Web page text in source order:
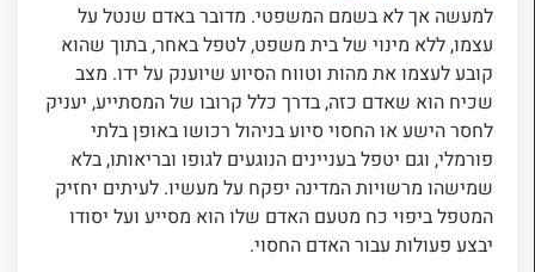
למעשה אך לא בשמם המשפטי. מדובר באדם שנטל על
עצמו, ללא מינוי של בית משפט, לטפל באחר, בתוך שהוא
קובע לעצמו את מהות וטווח הסיוע שיוענק על ידו. מצב
שכיח הוא שאדם כזה, בדרך כלל קרובו של המסתייע, יעניק
לחסר הישע או החסוי סיוע בניהול רכושו באופן בלתי
פורמלי, וגם יטפל בעניינים הנוגעים לגופו ובריאותו, בלא
שמישהו מרשויות המדינה יפקח על מעשיו. לעיתים יחזיק
המטפל ביפוי כח מטעם האדם שלו הוא מסייע ועל יסודו
יבצע פעולות עבור האדם החסוי.